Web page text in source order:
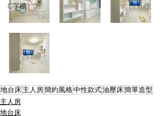
C字櫃
地台床主人房簡約風格中性款式油壓床簡單造型
主人房
地台床